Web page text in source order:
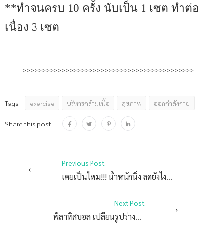
**ทำจนครบ 10 ครั้ง นับเป็น 1 เซต ทำต่อ
เนื่อง 3 เซต
>>>>>>>>>>>>>>>>>>>>>>>>>>>>>>>>>>>>>>>>>>>>
Tags: exercise บริหารกล้ามเนื้อ สุขภาพ ออกกำลังกาย
Share this post:
Previous Post
เคยเป็นไหม!!! น้ำหนักนิ่ง ลดยังไงก็ไม่ลงสักที
Next Post
พิลาทิสบอล เปลี่ยนรูปร่างแบบง่ายๆ